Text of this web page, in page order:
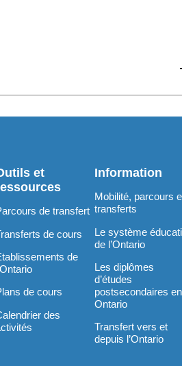
et
de transfert
de cours
de
de cours
des
Information
Mobilité, parcours
transferts
Le système
de l’Ontario
Les diplômes
d’études
postsecondaires en
Ontario
Transfert vers et
depuis l’Ontario